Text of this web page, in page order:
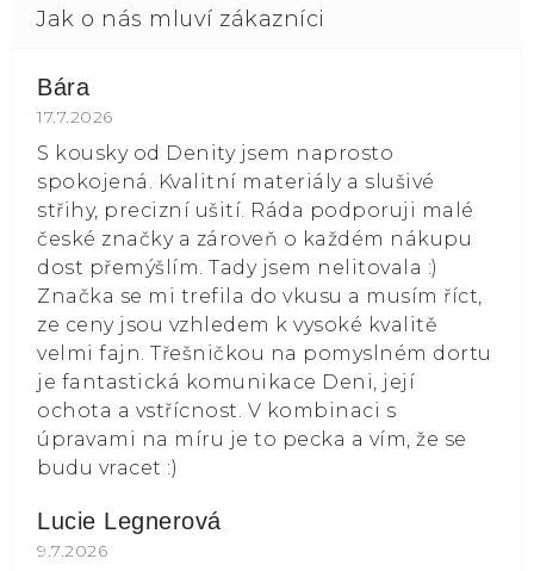
Bára
Hodnocení obchodu je 5 z 5 hvězdiček.
17.7.2026
S kousky od Denity jsem naprosto
spokojená. Kvalitní materiály a slušivé
střihy, precizní ušití. Ráda podporuji malé
české značky a zároveň o každém nákupu
dost přemýšlím. Tady jsem nelitovala :)
Značka se mi trefila do vkusu a musím říct,
ze ceny jsou vzhledem k vysoké kvalitě
velmi fajn. Třešničkou na pomyslném dortu
je fantastická komunikace Deni, její
ochota a vstřícnost. V kombinaci s
úpravami na míru je to pecka a vím, že se
budu vracet :)
Lucie Legnerová
Hodnocení obchodu je 5 z 5 hvězdiček.
9.7.2026